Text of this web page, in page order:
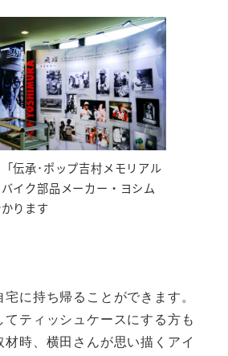
伝承･ポップ吉村メモリアル
イク部品メーカー・ヨシム
ります
に持ち帰ることができます。
てティッシュケースにする方も
材時、横田さんが思い描くアイ